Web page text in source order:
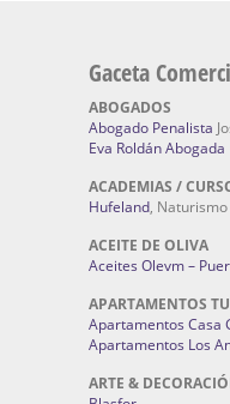
Gaceta
ABOGADOS
Abogado Penalista
Eva Roldán Abogada
ACADEMIAS /
Hufeland, Naturismo
ACEITE DE OLIVA
Aceites Olevm –
APARTAMENTOS
Apartamentos Casa
Apartamentos Los
ARTE &